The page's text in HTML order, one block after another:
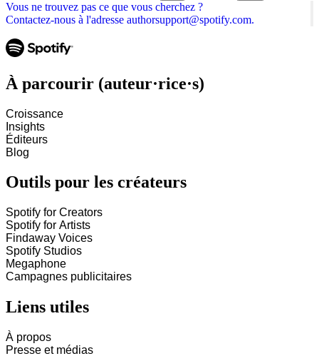
Vous ne trouvez pas ce que vous cherchez ?
Contactez-nous à l'adresse authorsupport@spotify.com.
À parcourir (auteur·rice·s)
Croissance
Insights
Éditeurs
Blog
Outils pour les créateurs
Spotify for Creators
Spotify for Artists
Findaway Voices
Spotify Studios
Megaphone
Campagnes publicitaires
Liens utiles
À propos
Presse et médias